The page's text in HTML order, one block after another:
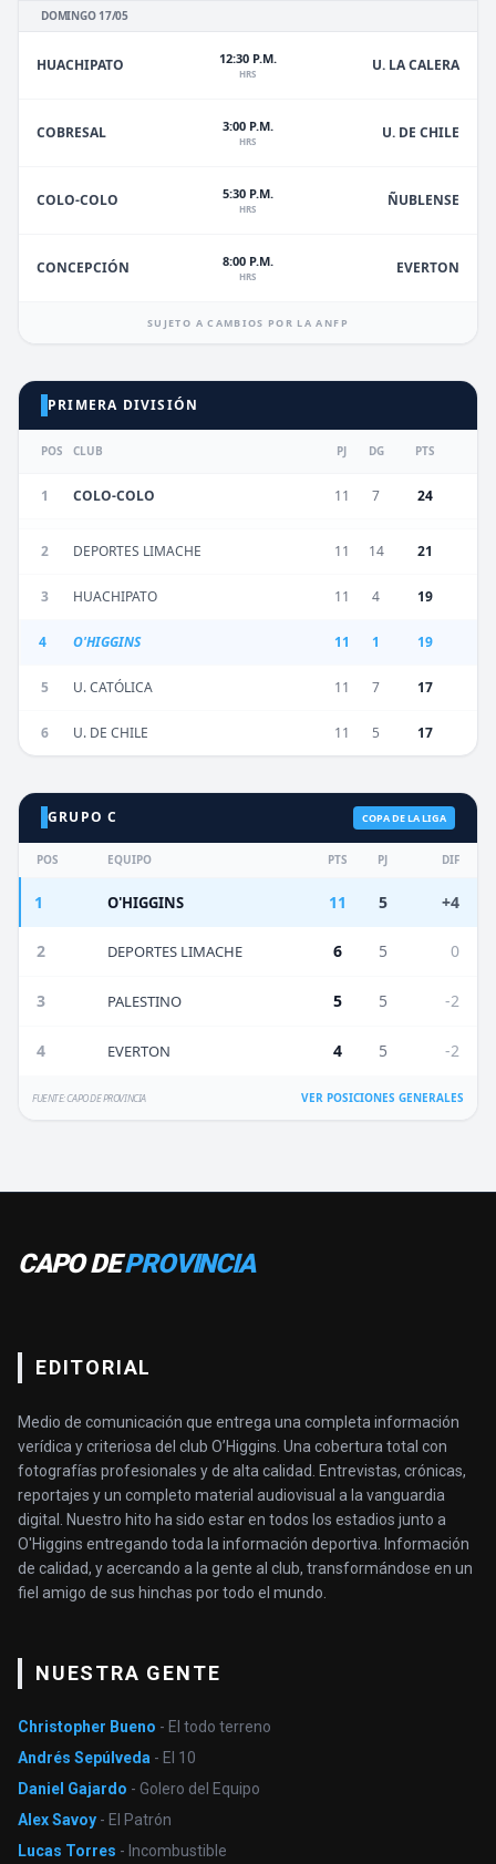
DOMINGO 17/05
HUACHIPATO 12:30 P.M.
HRS U. LA CALERA
COBRESAL 3:00 P.M.
HRS U. DE CHILE
COLO-COLO 5:30 P.M.
HRS ÑUBLENSE
CONCEPCIÓN 8:00 P.M.
HRS EVERTON
SUJETO A CAMBIOS POR LA ANFP
PRIMERA DIVISIÓN
POS CLUB PJ DG PTS
1 COLO-COLO 11 7 24
2 DEPORTES LIMACHE 11 14 21
3 HUACHIPATO 11 4 19
4 O'HIGGINS 11 1 19
5 U. CATÓLICA 11 7 17
6 U. DE CHILE 11 5 17
GRUPO C COPA DE LA LIGA
POS EQUIPO PTS PJ DIF
1 O'HIGGINS 11 5 +4
2 DEPORTES LIMACHE 6 5 0
3 PALESTINO 5 5 -2
4 EVERTON 4 5 -2
FUENTE: CAPO DE PROVINCIA VER POSICIONES GENERALES
CAPO DEPROVINCIA
EDITORIAL
Medio de comunicación que entrega una completa información
verídica y criteriosa del club O’Higgins. Una cobertura total con
fotografías profesionales y de alta calidad. Entrevistas, crónicas,
reportajes y un completo material audiovisual a la vanguardia
digital. Nuestro hito ha sido estar en todos los estadios junto a
O'Higgins entregando toda la información deportiva. Información
de calidad, y acercando a la gente al club, transformándose en un
fiel amigo de sus hinchas por todo el mundo.
NUESTRA GENTE
Christopher Bueno - El todo terreno
Andrés Sepúlveda - El 10
Daniel Gajardo - Golero del Equipo
Alex Savoy - El Patrón
Lucas Torres - Incombustible